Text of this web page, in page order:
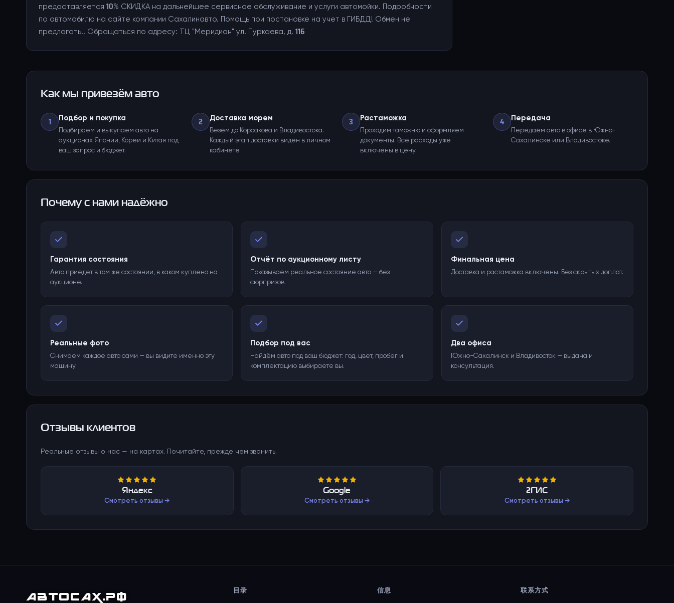
предоставляется 10% СКИДКА на дальнейшее сервисное обслуживание и услуги автомойки. Подробности
по автомобилю на сайте компании Сахалинавто. Помощь при постановке на учет в ГИБДД! Обмен не
предлагать!! Обращаться по адресу: ТЦ "Меридиан" ул. Пуркаева, д. 116
Как мы привезём авто
1 Подбор и покупка
Подбираем и выкупаем авто на
аукционах Японии, Кореи и Китая под
ваш запрос и бюджет.
2 Доставка морем
Везём до Корсакова и Владивостока.
Каждый этап доставки виден в личном
кабинете.
3 Растаможка
Проходим таможню и оформляем
документы. Все расходы уже
включены в цену.
4 Передача
Передаём авто в офисе в Южно-
Сахалинске или Владивостоке.
Почему с нами надёжно
Гарантия состояния
Авто приедет в том же состоянии, в каком куплено на
аукционе.
Отчёт по аукционному листу
Показываем реальное состояние авто — без
сюрпризов.
Финальная цена
Доставка и растаможка включены. Без скрытых доплат.
Реальные фото
Снимаем каждое авто сами — вы видите именно эту
машину.
Подбор под вас
Найдём авто под ваш бюджет: год, цвет, пробег и
комплектацию выбираете вы.
Два офиса
Южно-Сахалинск и Владивосток — выдача и
консультация.
Отзывы клиентов
Реальные отзывы о нас — на картах. Почитайте, прежде чем звонить.
Яндекс
Смотреть отзывы →
Google
Смотреть отзывы →
2ГИС
Смотреть отзывы →
АВТОСАХ.РФ 目录 信息 联系方式